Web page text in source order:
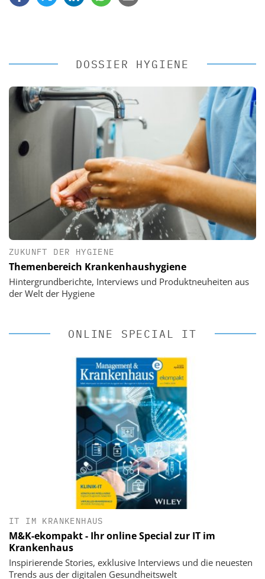
DOSSIER HYGIENE
ZUKUNFT DER HYGIENE
Themenbereich Krankenhaushygiene
Hintergrundberichte, Interviews und Produktneuheiten aus
der Welt der Hygiene
ONLINE SPECIAL IT
IT IM KRANKENHAUS
M&K-ekompakt - Ihr online Special zur IT im
Krankenhaus
Inspirierende Stories, exklusive Interviews und die neuesten
Trends aus der digitalen Gesundheitswelt